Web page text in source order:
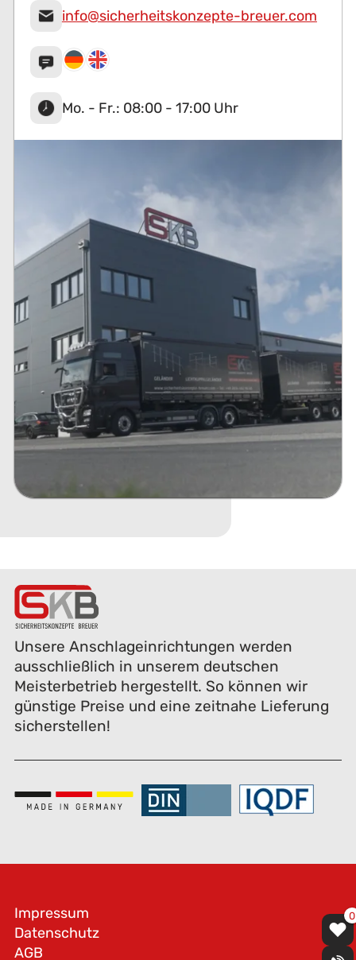
info@sicherheitskonzepte-breuer.com
Mo. - Fr.: 08:00 - 17:00 Uhr
Unsere Anschlageinrichtungen werden
ausschließlich in unserem deutschen
Meisterbetrieb hergestellt. So können wir
günstige Preise und eine zeitnahe Lieferung
sicherstellen!
Impressum
Datenschutz
AGB
0